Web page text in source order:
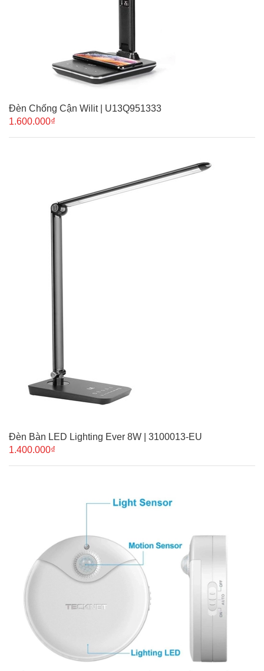
Đèn Chống Cận Wilit | U13Q951333
1.600.000₫
Đèn Bàn LED Lighting Ever 8W | 3100013-EU
1.400.000₫